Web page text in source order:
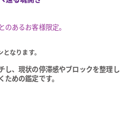
あるお客様限定。
なります。
し、現状の停滞感やブロックを整理し
めの鑑定です。